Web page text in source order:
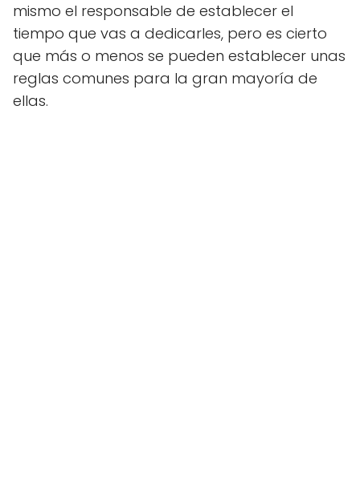
mismo el responsable de establecer el
tiempo que vas a dedicarles, pero es cierto
que más o menos se pueden establecer unas
reglas comunes para la gran mayoría de
ellas.